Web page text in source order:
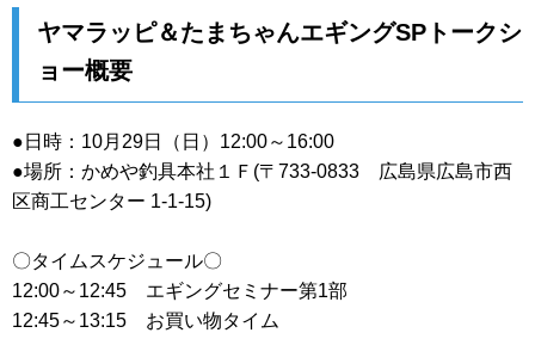
ヤマラッピ＆たまちゃんエギングSPトークシ
ョー概要
●日時：10月29日（日）12:00～16:00
●場所：かめや釣具本社１Ｆ(〒733-0833 広島県広島市西
区商工センター 1-1-15)
〇タイムスケジュール〇
12:00～12:45 エギングセミナー第1部
12:45～13:15 お買い物タイム